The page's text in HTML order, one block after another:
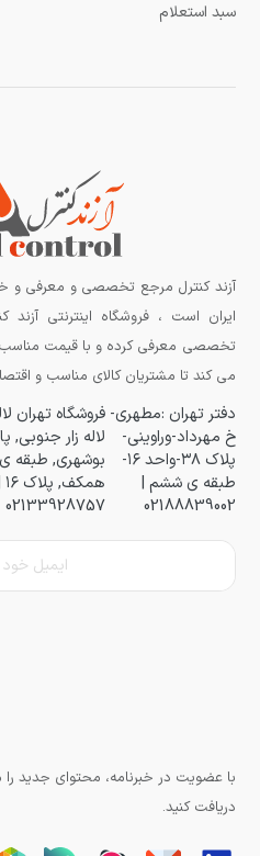
سبد استعلام
آزند کنترل مرجع تخصصی و معرفی و
ایران است ، فروشگاه اینترنتی
تخصصی معرفی کرده و با قیمت مناسب
می کند تا مشتریان کالای مناسب و
دفتر تهران :مطهری-
خ مهرداد-وراوینی-
پلاک ۳۸-واحد ۱۶-
طبقه ی ششم |
02188839002
فروشگاه تهران
لاله زار جنوبی,
بوشهری, طبقه ی
همکف, پلاک ۱۶ |
02133928757
با عضویت در خبرنامه، محتوای جدید
دریافت کنید.